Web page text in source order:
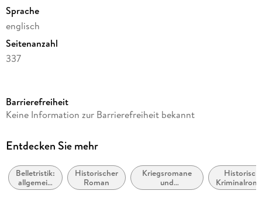
Sprache
englisch
Seitenanzahl
337
Autor/Autorin
Verlag/Hersteller
Produktart
kartoniert
Barrierefreiheit
Keine Information zur Barrierefreiheit bekannt
Entdecken Sie mehr
Belletristik:
allgemein
und
Historischer
Roman
Kriegsromane
und
Militärabenteuer
und